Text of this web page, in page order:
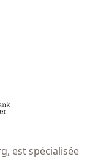
est spécialisée